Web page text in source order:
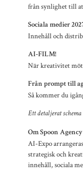
från synlighet till
Sociala medier
Innehåll och
AI-FILM!
När kreativitet
Från prompt till
Så kommer du
Ett detaljerat
Om Spoon Agency
AI-Expo
strategisk och
innehåll, sociala